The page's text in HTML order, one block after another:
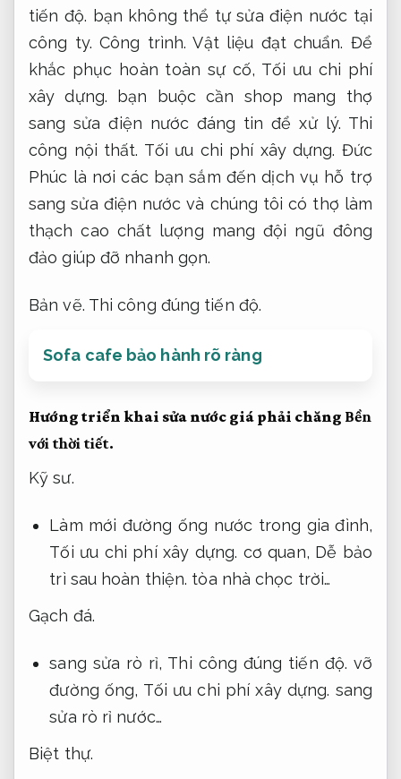
tiến độ. bạn không thể tự sửa điện nước tại
công ty.Công trình. Vật liệu đạt chuẩn. Để
khắc phục hoàn toàn sự cố, Tối ưu chi phí
xây dựng. bạn buộc cần shop mang thợ
sang sửa điện nước đáng tin để xử lý. Thi
công nội thất. Tối ưu chi phí xây dựng. Đức
Phúc là nơi các bạn sắm đến dịch vụ hỗ trợ
sang sửa điện nước và chúng tôi có thợ làm
thạch cao chất lượng mang đội ngũ đông
đảo giúp đỡ nhanh gọn.
Bản vẽ. Thi công đúng tiến độ.
Sofa cafe bảo hành rõ ràng
Hướng triển khai sửa nước giá phải chăng Bền
với thời tiết.
Kỹ sư.
Làm mới đường ống nước trong gia đình,
Tối ưu chi phí xây dựng. cơ quan, Dễ bảo
trì sau hoàn thiện. tòa nhà chọc trời…
Gạch đá.
sang sửa rò rỉ, Thi công đúng tiến độ. vỡ
đường ống, Tối ưu chi phí xây dựng. sang
sửa rò rỉ nước…
Biệt thự.